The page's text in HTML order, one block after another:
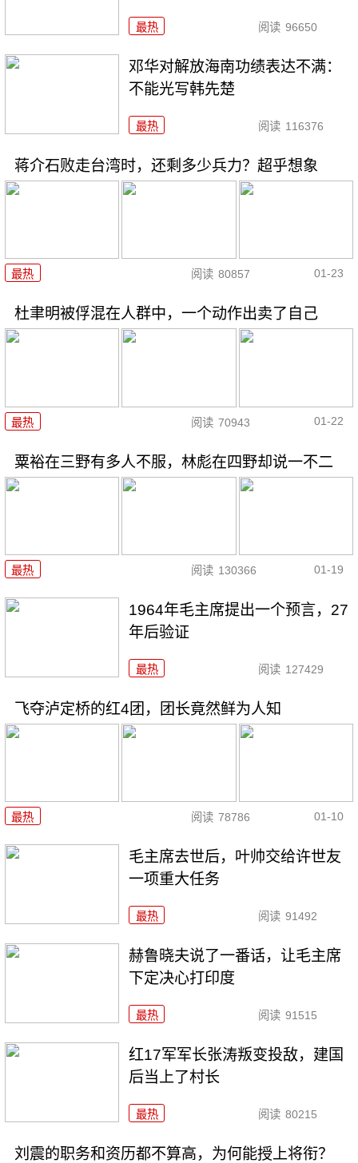
最热 阅读 96650
邓华对解放海南功绩表达不满：
不能光写韩先楚
最热 阅读 116376
蒋介石败走台湾时，还剩多少兵力？超乎想象
最热 阅读 80857 01-23
杜聿明被俘混在人群中，一个动作出卖了自己
最热 阅读 70943 01-22
粟裕在三野有多人不服，林彪在四野却说一不二
最热 阅读 130366 01-19
1964年毛主席提出一个预言，27
年后验证
最热 阅读 127429
飞夺泸定桥的红4团，团长竟然鲜为人知
最热 阅读 78786 01-10
毛主席去世后，叶帅交给许世友
一项重大任务
最热 阅读 91492
赫鲁晓夫说了一番话，让毛主席
下定决心打印度
最热 阅读 91515
红17军军长张涛叛变投敌，建国
后当上了村长
最热 阅读 80215
刘震的职务和资历都不算高，为何能授上将衔？